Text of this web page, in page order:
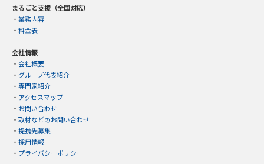
まるごと支援（全国対応）
・ 業務内容
・ 料金表
会社情報
・ 会社概要
・ グループ代表紹介
・ 専門家紹介
・ アクセスマップ
・ お問い合わせ
・ 取材などのお問い合わせ
・ 提携先募集
・ 採用情報
・ プライバシーポリシー